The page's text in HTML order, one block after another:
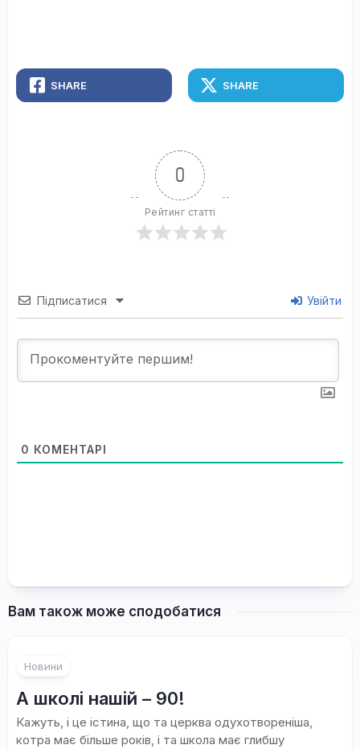
SHARE SHARE
0
Рейтинг статті
Підписатися Увійти
0 КОМЕНТАРІ
Вам також може сподобатися
Новини
А школі нашій – 90!
Кажуть, і це істина, що та церква одухотвореніша,
котра має більше років, і та школа має глибшу